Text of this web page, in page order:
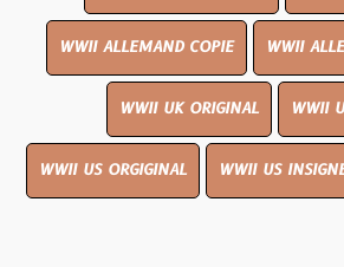
WWII ALLEMAND COPIE WWII
WWII UK ORIGINAL WWII
WWII US ORGIGINAL WWII US